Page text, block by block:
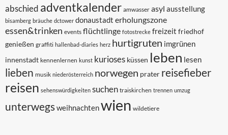
abschied adventkalender amwasser asyl ausstellung
bisamberg bräuche dctower donaustadt erholungszone
essen&trinken events flüchtlinge fotostrecke freizeit friedhof
genießen graffiti hallenbad-diaries herz hurtigruten imgrünen
innenstadt kennenlernen kunst kurioses küssen leben lesen
lieben musik niederösterreich norwegen prater reisefieber
reisen sehenswürdigkeiten suchen traiskirchen trennen umzug
unterwegsweihnachtenwien wildetiere